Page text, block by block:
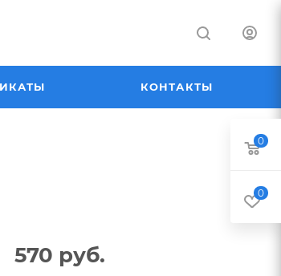
КОНТАКТЫ
570 руб.
0
0